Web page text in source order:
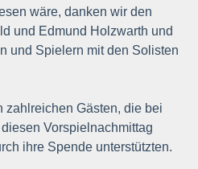
wäre, danken wir den
und Edmund Holzwarth und
und Spielern mit den Solisten
zahlreichen Gästen, die bei
Vorspielnachmittag
ihre Spende unterstützten.